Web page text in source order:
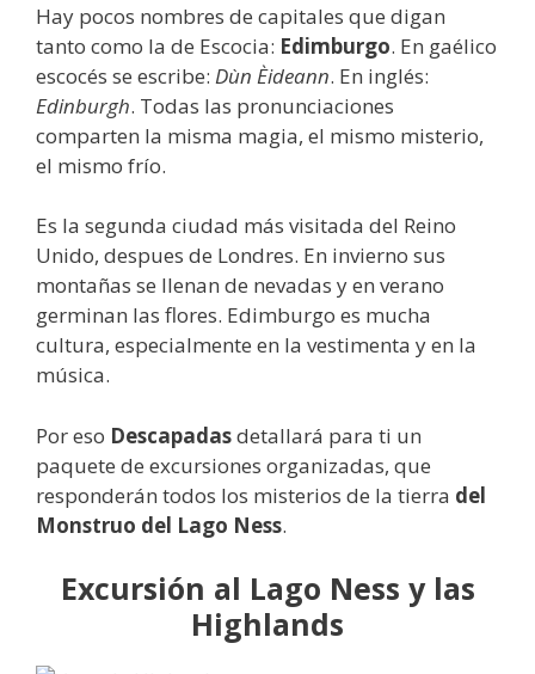
Hay pocos nombres de capitales que digan
tanto como la de Escocia: Edimburgo. En gaélico
escocés se escribe: Dùn Èideann. En inglés:
Edinburgh. Todas las pronunciaciones
comparten la misma magia, el mismo misterio,
el mismo frío.
Es la segunda ciudad más visitada del Reino
Unido, despues de Londres. En invierno sus
montañas se llenan de nevadas y en verano
germinan las flores. Edimburgo es mucha
cultura, especialmente en la vestimenta y en la
música.
Por eso Descapadasdetallará para ti un
paquete de excursiones organizadas, que
responderán todos los misterios de la tierra del
Monstruo del Lago Ness.
Excursión al Lago Ness y las
Highlands